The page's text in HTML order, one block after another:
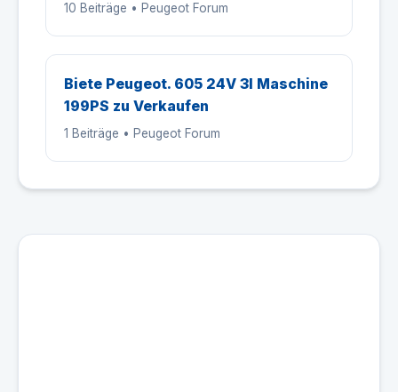
10 Beiträge • Peugeot Forum
Biete Peugeot. 605 24V 3l Maschine
199PS zu Verkaufen
1 Beiträge • Peugeot Forum